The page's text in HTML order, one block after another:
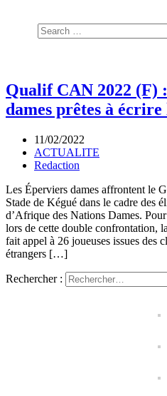
Qualif CAN 2022 (F)
dames prêtes à
11/02/2022
ACTUALITE
Redaction
Les Éperviers dames affrontent le
Stade de Kégué dans le cadre des
d’Afrique des Nations Dames.
lors de cette double confrontation,
fait appel à 26 joueuses issues des
étrangers […]
Rechercher :